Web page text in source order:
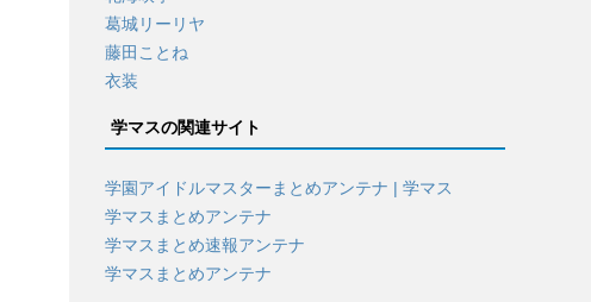
葛城リーリヤ
藤田ことね
衣装
学マスの関連サイト
学園アイドルマスターまとめアンテナ | 学マス
学マスまとめアンテナ
学マスまとめ速報アンテナ
学マスまとめアンテナ